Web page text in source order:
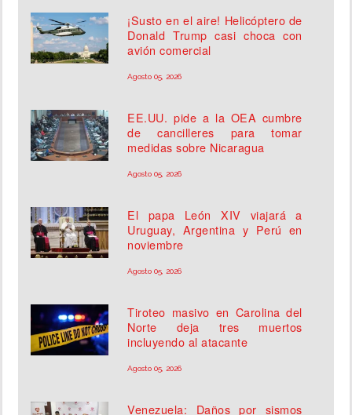
¡Susto en el aire! Helicóptero de
Donald Trump casi choca con
avión comercial
Agosto 05, 2026
EE.UU. pide a la OEA cumbre
de cancilleres para tomar
medidas sobre Nicaragua
Agosto 05, 2026
El papa León XIV viajará a
Uruguay, Argentina y Perú en
noviembre
Agosto 05, 2026
Tiroteo masivo en Carolina del
Norte deja tres muertos
incluyendo al atacante
Agosto 05, 2026
Venezuela: Daños por sismos